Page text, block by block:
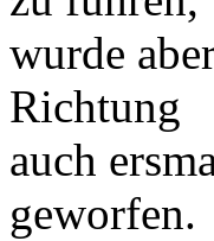
wurde
Richtung
auch
geworfen.